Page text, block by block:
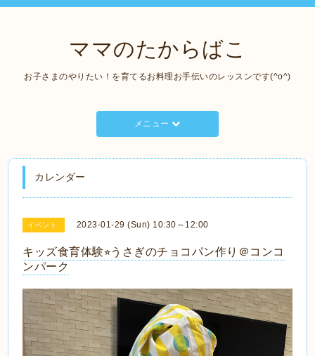
ママのたからばこ
お子さまのやりたい！を育てるお料理お手伝いのレッスンです(^o^)
メニュー
カレンダー
イベント 2023-01-29 (Sun) 10:30～12:00
キッズ食育体験⭐︎うさぎのチョコパン作り＠コンコ
ンパーク